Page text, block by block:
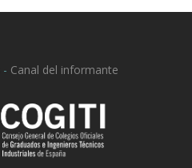
- Canal del informante